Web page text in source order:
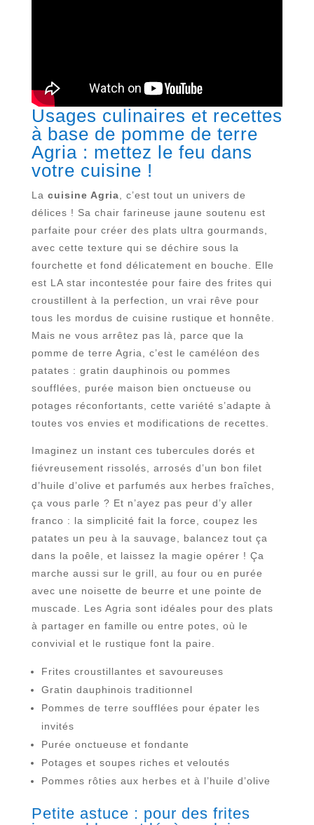
Usages culinaires et recettes
à base de pomme de terre
Agria : mettez le feu dans
votre cuisine !
La cuisine Agria , c’est tout un univers de
délices ! Sa chair farineuse jaune soutenu est
parfaite pour créer des plats ultra gourmands,
avec cette texture qui se déchire sous la
fourchette et fond délicatement en bouche. Elle
est LA star incontestée pour faire des frites qui
croustillent à la perfection, un vrai rêve pour
tous les mordus de cuisine rustique et honnête.
Mais ne vous arrêtez pas là, parce que la
pomme de terre Agria, c’est le caméléon des
patates : gratin dauphinois ou pommes
soufflées, purée maison bien onctueuse ou
potages réconfortants, cette variété s’adapte à
toutes vos envies et modifications de recettes.
Imaginez un instant ces tubercules dorés et
fiévreusement rissolés, arrosés d’un bon filet
d’huile d’olive et parfumés aux herbes fraîches,
ça vous parle ? Et n’ayez pas peur d’y aller
franco : la simplicité fait la force, coupez les
patates un peu à la sauvage, balancez tout ça
dans la poêle, et laissez la magie opérer ! Ça
marche aussi sur le grill, au four ou en purée
avec une noisette de beurre et une pointe de
muscade. Les Agria sont idéales pour des plats
à partager en famille ou entre potes, où le
convivial et le rustique font la paire.
Frites croustillantes et savoureuses
Gratin dauphinois traditionnel
Pommes de terre soufflées pour épater les
invités
Purée onctueuse et fondante
Potages et soupes riches et veloutés
Pommes rôties aux herbes et à l’huile d’olive
Petite astuce : pour des frites